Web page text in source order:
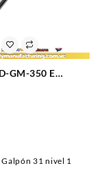
GM-350 E
, Galpón 31 nivel 1